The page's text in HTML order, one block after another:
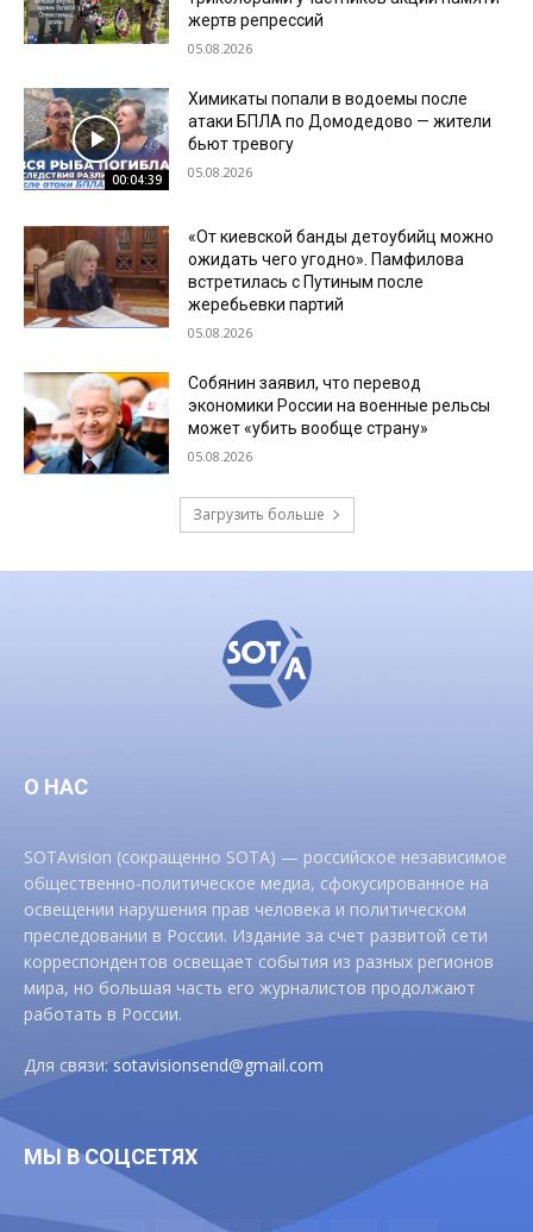
жертв репрессий
05.08.2026
00:04:39
Химикаты попали в водоемы после
атаки БПЛА по Домодедово — жители
бьют тревогу
05.08.2026
«От киевской банды детоубийц можно
ожидать чего угодно». Памфилова
встретилась с Путиным после
жеребьевки партий
05.08.2026
Собянин заявил, что перевод
экономики России на военные рельсы
может «убить вообще страну»
05.08.2026
Загрузить больше
О НАС
SOTAvision (сокращенно SOTA) — российское независимое
общественно-политическое медиа, сфокусированное на
освещении нарушения прав человека и политическом
преследовании в России. Издание за счет развитой сети
корреспондентов освещает события из разных регионов
мира, но большая часть его журналистов продолжают
работать в России.
Для связи:sotavisionsend@gmail.com
МЫ В СОЦСЕТЯХ